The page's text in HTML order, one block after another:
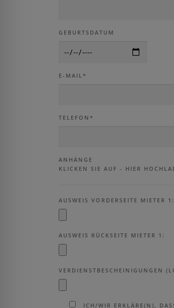
GEBURTSDATUM
E-MAIL*
TELEFON*
ANHÄNGE
KLICKEN SIE AUF - HIER
AUSWEIS VORDERSEITE MIETER 1:
AUSWEIS RÜCKSEITE MIETER 1:
VERDIENSTBESCHEINIGUNGEN
ICH/WIR ERKLÄRE(N),